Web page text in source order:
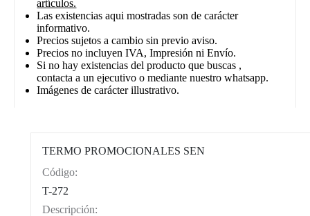
artículos.
Las existencias aqui mostradas son de carácter
informativo.
Precios sujetos a cambio sin previo aviso.
Precios no incluyen IVA, Impresión ni Envío.
Si no hay existencias del producto que buscas ,
contacta a un ejecutivo o mediante nuestro whatsapp.
Imágenes de carácter illustrativo.
TERMO PROMOCIONALES SEN
Código:
T-272
Descripción: